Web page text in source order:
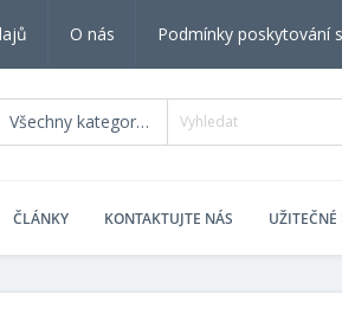
O nás Podmínky poskytování
Všechny kategorie
ČLÁNKY KONTAKTUJTE NÁS